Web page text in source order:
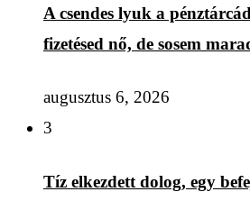
A csendes lyuk a
fizetésed nő, de sosem
augusztus 6, 2026
3
Tíz elkezdett dolog, egy